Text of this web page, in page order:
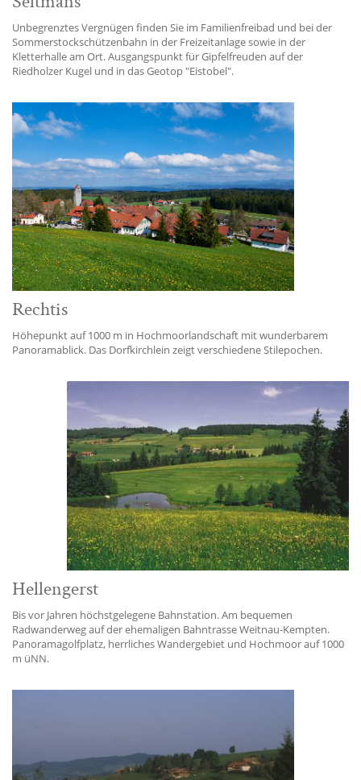
Unbegrenztes Vergnügen finden Sie im Familienfreibad und bei der
Sommerstockschützenbahn in der Freizeitanlage sowie in der
Kletterhalle am Ort. Ausgangspunkt für Gipfelfreuden auf der
Riedholzer Kugel und in das Geotop "Eistobel".
Rechtis
Höhepunkt auf 1000 m in Hochmoorlandschaft mit wunderbarem
Panoramablick. Das Dorfkirchlein zeigt verschiedene Stilepochen.
Hellengerst
Bis vor Jahren höchstgelegene Bahnstation. Am bequemen
Radwanderweg auf der ehemaligen Bahntrasse Weitnau-Kempten.
Panoramagolfplatz, herrliches Wandergebiet und Hochmoor auf 1000
m üNN.